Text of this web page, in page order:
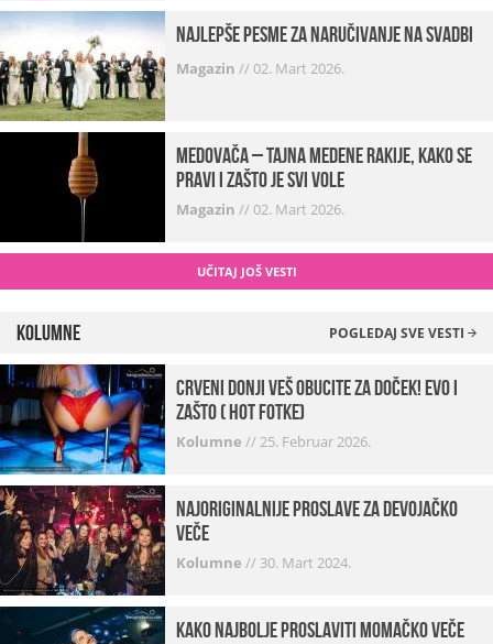
Najlepše pesme za naručivanje na svadbi
Magazin //02. Mart 2026.
Medovača – tajna medene rakije, kako se
pravi i zašto je svi vole
Magazin //02. Mart 2026.
UČITAJ JOŠ VESTI
Kolumne POGLEDAJ SVE VESTI
Crveni donji veš obucite za doček! Evo i
zašto ( hot fotke)
Kolumne //25. Februar 2026.
Najoriginalnije proslave za devojačko
veče
Kolumne // 30. Mart 2024.
Kako najbolje proslaviti momačko veče